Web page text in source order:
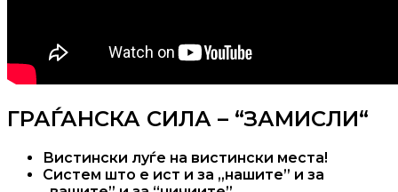
ГРАЃАНСКА СИЛА – “ЗАМИСЛИ“
Вистински луѓе на вистински места!
Систем што е ист и за „нашите” и за